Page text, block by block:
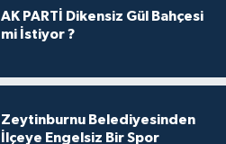
AK PARTİ Dikensiz Gül Bahçesi
mi İstiyor ?
Zeytinburnu Belediyesinden
İlçeye Engelsiz Bir Spor